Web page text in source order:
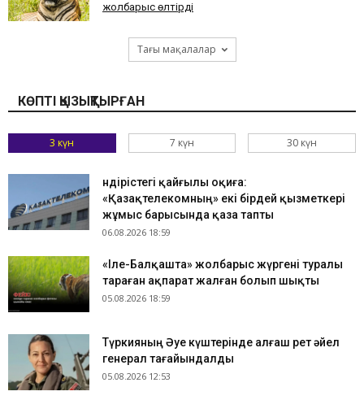
жолбарыс өлтірді
Тағы мақалалар
КӨПТІ ҚЫЗЫҚТЫРҒАН
3 күн 7 күн 30 күн
Өндірістегі қайғылы оқиға:
«Қазақтелекомның» екі бірдей қызметкері
жұмыс барысында қаза тапты
06.08.2026 18:59
«Іле-Балқашта» жолбарыс жүргені туралы
тараған ақпарат жалған болып шықты
05.08.2026 18:59
Түркияның Әуе күштерінде алғаш рет әйел
генерал тағайындалды
05.08.2026 12:53